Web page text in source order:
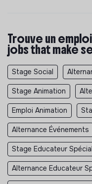
Trouve un
jobs that make
Stage Social
Stage Animation
Emploi Animation
Alternance Événements
Stage Educateur
Alternance Educateur